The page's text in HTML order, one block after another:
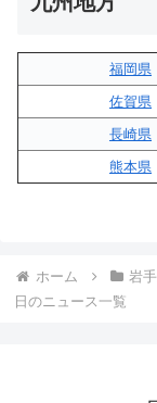
福岡県
佐賀県
長崎県
熊本県
ホーム 岩
日のニュース一覧